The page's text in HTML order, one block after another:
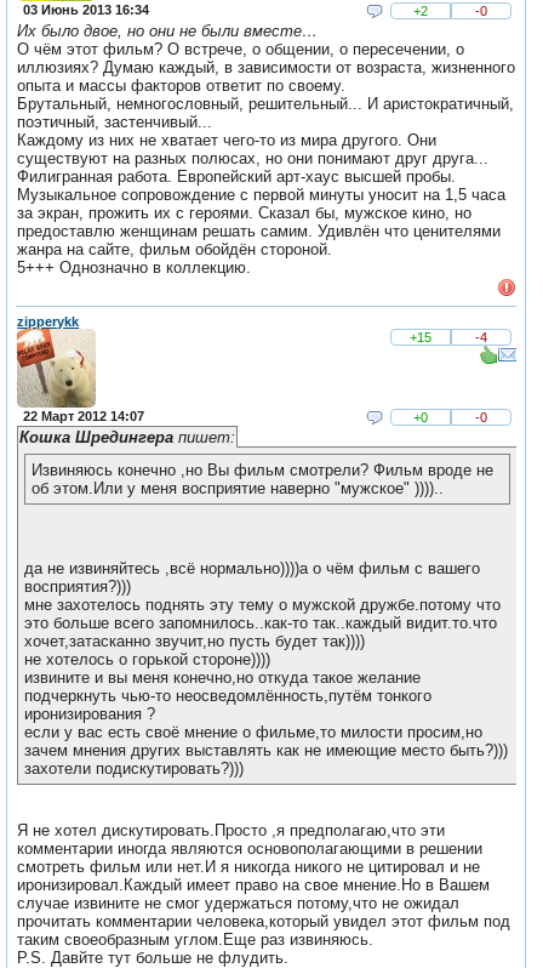
03 Июнь 2013 16:34 +2 -0
Их было двое, но они не были вместе…
О чём этот фильм? О встрече, о общении, о пересечении, о
иллюзиях? Думаю каждый, в зависимости от возраста, жизненного
опыта и массы факторов ответит по своему.
Брутальный, немногословный, решительный... И аристократичный,
поэтичный, застенчивый...
Каждому из них не хватает чего-то из мира другого. Они
существуют на разных полюсах, но они понимают друг друга...
Филигранная работа. Европейский арт-хаус высшей пробы.
Музыкальное сопровождение с первой минуты уносит на 1,5 часа
за экран, прожить их с героями. Сказал бы, мужское кино, но
предоставлю женщинам решать самим. Удивлён что ценителями
жанра на сайте, фильм обойдён стороной.
5+++ Однозначно в коллекцию.
zipperykk
+15
-4
22 Март 2012 14:07 +0 -0
Кошка Шредингерапишет:
Извиняюсь конечно ,но Вы фильм смотрели? Фильм вроде не
об этом.Или у меня восприятие наверно "мужское" ))))..
да не извиняйтесь ,всё нормально))))а о чём фильм с вашего
восприятия?)))
мне захотелось поднять эту тему о мужской дружбе.потому что
это больше всего запомнилось..как-то так..каждый видит.то.что
хочет,затасканно звучит,но пусть будет так))))
не хотелось о горькой стороне))))
извините и вы меня конечно,но откуда такое желание
подчеркнуть чью-то неосведомлённость,путём тонкого
иронизирования ?
если у вас есть своё мнение о фильме,то милости просим,но
зачем мнения других выставлять как не имеющие место быть?)))
захотели подискутировать?)))
Я не хотел дискутировать.Просто ,я предполагаю,что эти
комментарии иногда являются основополагающими в решении
смотреть фильм или нет.И я никогда никого не цитировал и не
иронизировал.Каждый имеет право на свое мнение.Но в Вашем
случае извините не смог удержаться потому,что не ожидал
прочитать комментарии человека,который увидел этот фильм под
таким своеобразным углом.Еще раз извиняюсь.
P.S. Давйте тут больше не флудить.